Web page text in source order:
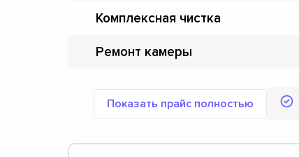
Комплексная чистка
Ремонт камеры
Показать прайс полностью